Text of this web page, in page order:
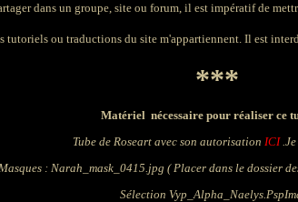
dans un groupe, site ou forum, il est impératif de
tutoriels ou traductions du site m'appartiennent. Il est
***
Matériel nécessaire pour réaliser ce
Tube de Roseart avec son autorisation ICI.Je
: Narah_mask_0415.jpg (Placer dans le dossier
Sélection